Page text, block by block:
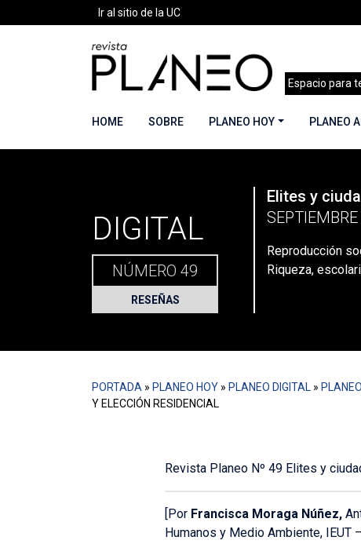
Ir al sitio de la UC
Espacio para
HOME SOBRE PLANEO HOY PLANEO
Planeo Digital»
DIGITAL
NÚMERO 49
RESEÑAS
Elites y
Reproducción
Riqueza,
PORTADA » PLANEO HOY » PLANEO DIGITAL »
Y ELECCIÓN RESIDENCIAL
Revista Planeo Nº 49 Elites y
[Por Francisca Moraga Núñez,
Humanos y Medio Ambiente, IEUT